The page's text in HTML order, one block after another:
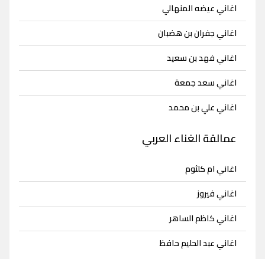
اغاني عيضه المنهالي
اغاني جفران بن هضبان
اغاني فهد بن سعيد
اغاني سعد جمعة
اغاني علي بن محمد
عمالقة الغناء العربي
اغاني ام كلثوم
اغاني فيروز
اغاني كاظم الساهر
اغاني عبد الحليم حافظ